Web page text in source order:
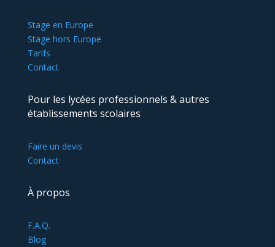
Stage en Europe
Stage hors Europe
Tarifs
Contact
Pour les lycées professionnels & autres
établissements scolaires
Faire un devis
Contact
À propos
F.A.Q.
Blog